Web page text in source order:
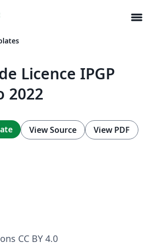
menu
Licence IPGP
2022
View Source View PDF
CC BY 4.0